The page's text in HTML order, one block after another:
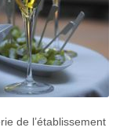
de l’établissement